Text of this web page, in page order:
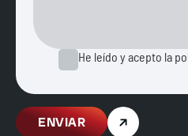
He leído y acepto la
ENVIAR